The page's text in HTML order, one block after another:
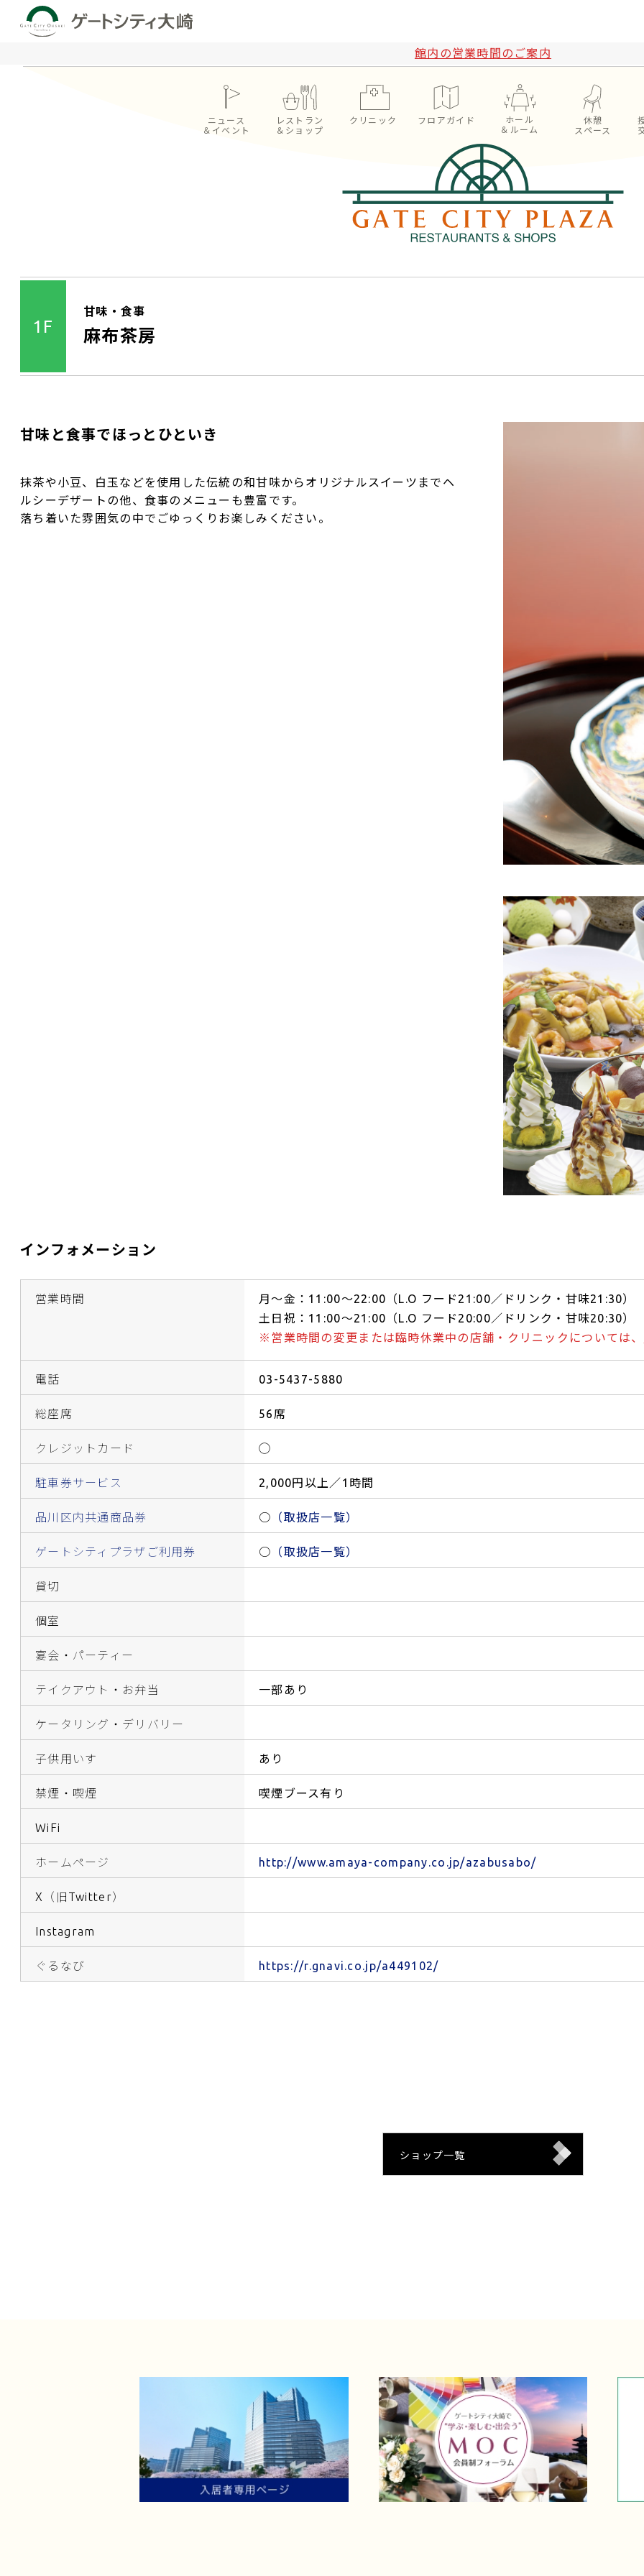
館内の営業時間のご案内
ニュース
＆イベント
レストラン
＆ショップ
クリニック フロアガイド
ホール
＆ルーム
休憩
スペース
1F
甘味・食事
麻布茶房
甘味と食事でほっとひといき
抹茶や小豆、白玉などを使用した伝統の和甘味からオリジナルスイーツまでヘ
ルシーデザートの他、食事のメニューも豊富です。
落ち着いた雰囲気の中でごゆっくりお楽しみください。
インフォメーション
営業時間
月～金：11:00～22:00（L.O フード21:00／ドリンク・甘味21:30）
土日祝：11:00～21:00（L.O フード20:00／ドリンク・甘味20:30）
※営業時間の変更または臨時休業中の店舗・クリニックについては、
電話 03-5437-5880
総座席 56席
クレジットカード ◯
駐車券サービス 2,000円以上／1時間
品川区内共通商品券 ○ （取扱店一覧）
ゲートシティプラザご利用券 ○ （取扱店一覧）
貸切
個室
宴会・パーティー
テイクアウト・お弁当 一部あり
ケータリング・デリバリー
子供用いす あり
禁煙・喫煙 喫煙ブース有り
WiFi
ホームページ http://www.amaya-company.co.jp/azabusabo/
X（旧Twitter）
Instagram
ぐるなび https://r.gnavi.co.jp/a449102/
ショップ一覧